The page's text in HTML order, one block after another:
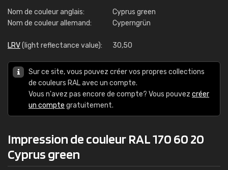
Nom de couleur anglais:
Cyprus green
Nom de couleur allemand:
Cyperngrün
LRV(light reflectance value): 30,50
Sur ce site, vous pouvez créer vos propres collections
de couleurs RAL avec un compte.
Vous n'avez pas encore de compte? Vous pouvez créer
un compte gratuitement.
Impression de couleur RAL 170 60 20
Cyprus green